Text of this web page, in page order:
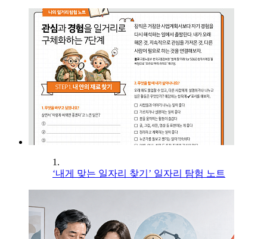
1.
‘내게 맞는 일자리 찾기’ 일자리 탐험 노트